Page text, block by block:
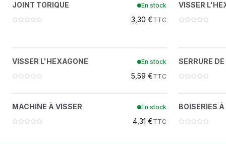
JOINT TORIQUE En stock
3,30 €TTC
VISSER
?
7466573
VISSER L'HEXAGONE En stock
5,59 €TTC
SERRURE
7466870
MACHINE À VISSER En stock
4,31 €TTC
BOISERIES À